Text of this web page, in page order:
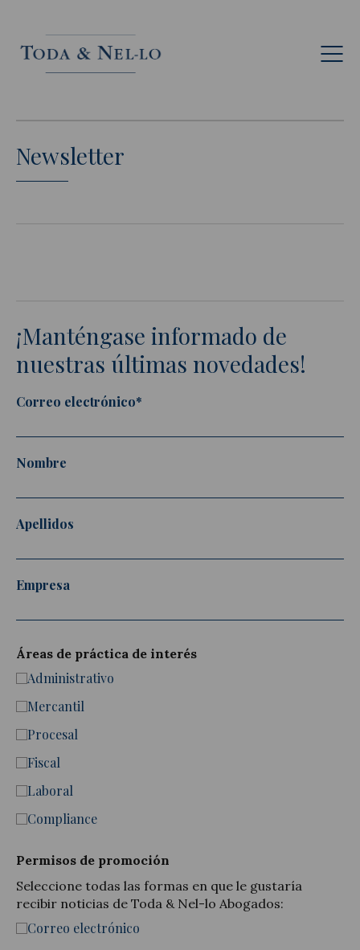
Esp
Newsletter
¡Manténgase informado de
nuestras últimas novedades!
Correo electrónico*
Nombre
Apellidos
Empresa
Áreas de práctica de interés
Administrativo
Mercantil
Procesal
Fiscal
Laboral
Compliance
Permisos de promoción
Seleccione todas las formas en que le gustaría
recibir noticias de Toda & Nel-lo Abogados:
Correo electrónico